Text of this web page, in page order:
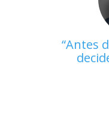
Antes